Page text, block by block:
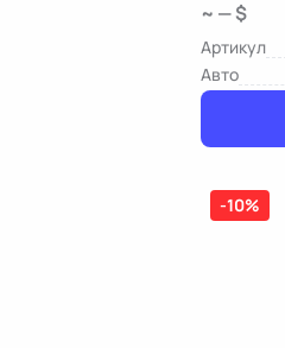
~ — $
Артикул
Авто
-10%